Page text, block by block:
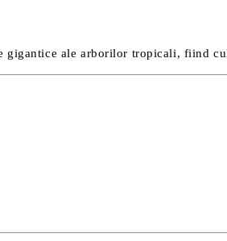
gigantice ale arborilor tropicali, fiind